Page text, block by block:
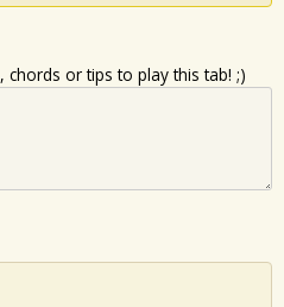
or tips to play this tab! ;)